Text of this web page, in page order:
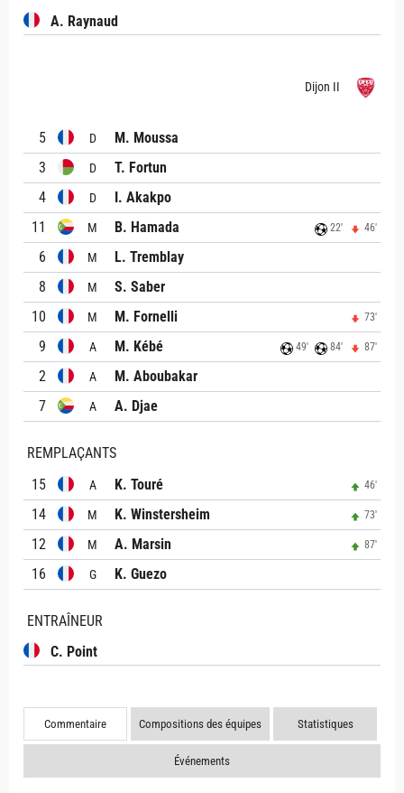
A. Raynaud
Dijon II
5 D
M. Moussa
3
D
T. Fortun
4
D
I. Akakpo
11
M B. Hamada 22' 46'
6 M
L. Tremblay
8
M
S. Saber
10
M M. Fornelli 73'
9 A M. Kébé 49' 84' 87'
2 A
M. Aboubakar
7
A A. Djae
REMPLAÇANTS
15
A K. Touré 46'
14 M K. Winstersheim 73'
12 M A. Marsin 87'
16 G K. Guezo
ENTRAÎNEUR
C. Point
Commentaire Compositions des équipes Statistiques
Événements